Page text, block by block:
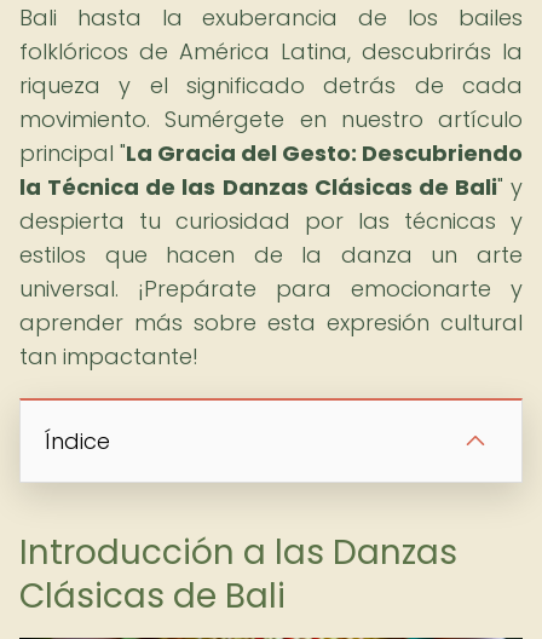
Bali hasta la exuberancia de los bailes
folklóricos de América Latina, descubrirás la
riqueza y el significado detrás de cada
movimiento. Sumérgete en nuestro artículo
principal "La Gracia del Gesto: Descubriendo
la Técnica de las Danzas Clásicas de Bali" y
despierta tu curiosidad por las técnicas y
estilos que hacen de la danza un arte
universal. ¡Prepárate para emocionarte y
aprender más sobre esta expresión cultural
tan impactante!
Índice
Introducción a las Danzas
Clásicas de Bali